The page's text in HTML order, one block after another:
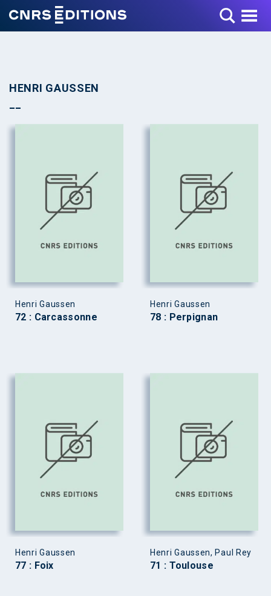
Toggle Menu
HENRI GAUSSEN
Henri Gaussen
72 : Carcassonne
Henri Gaussen
78 : Perpignan
Henri Gaussen
77 : Foix
Henri Gaussen, Paul Rey
71 : Toulouse